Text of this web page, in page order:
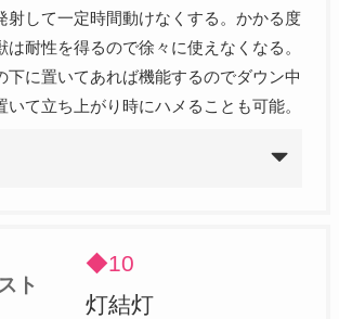
射して一定時間動けなくする。かかる度
は耐性を得るので徐々に使えなくなる。
下に置いてあれば機能するのでダウン中
いて立ち上がり時にハメることも可能。
ト
◆10
灯結灯